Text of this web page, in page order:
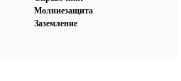
Молниезащита
Заземление